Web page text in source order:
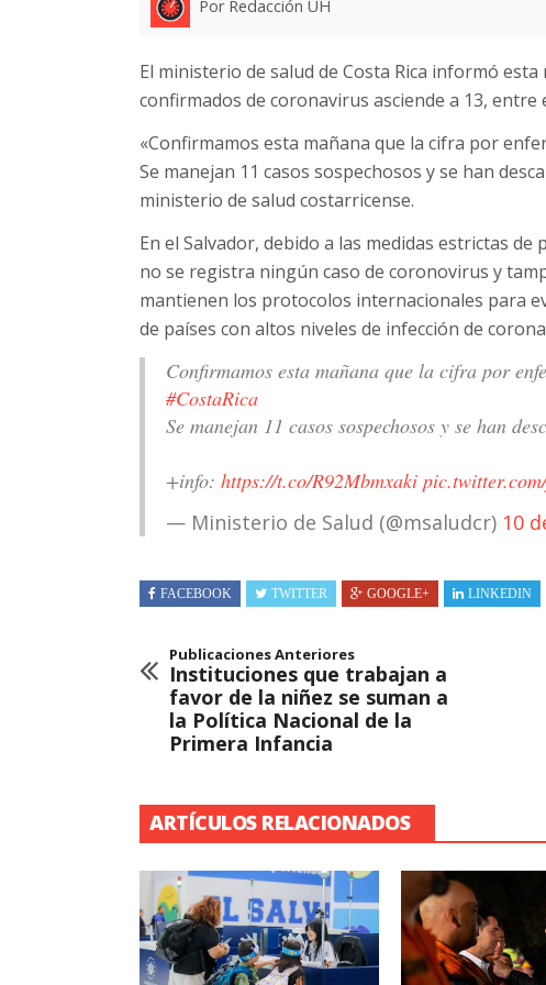
Por Redacción UH
El ministerio de salud de Costa Rica informó
confirmados de coronavirus asciende a 13, entre
«Confirmamos esta mañana que la cifra por
Se manejan 11 casos sospechosos y se han
ministerio de salud costarricense.
En el Salvador, debido a las medidas estrictas
no se registra ningún caso de coronovirus y
mantienen los protocolos internacionales para
de países con altos niveles de infección de
Confirmamos esta mañana que la cifra por
#CostaRica
Se manejan 11 casos sospechosos y se han
+info: https://t.co/R92Mbmxaki
— Ministerio de Salud (@msaludcr) 10
FACEBOOK TWITTER GOOGLE+ LINKEDIN
Publicaciones Anteriores
Instituciones que trabajan a
favor de la niñez se suman a
la Política Nacional de la
Primera Infancia
ARTÍCULOS RELACIONADOS